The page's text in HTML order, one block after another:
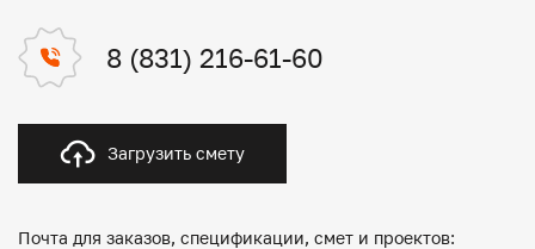
8 (831) 216-61-60
Загрузить смету
Почта для заказов, спецификации, смет и проектов: